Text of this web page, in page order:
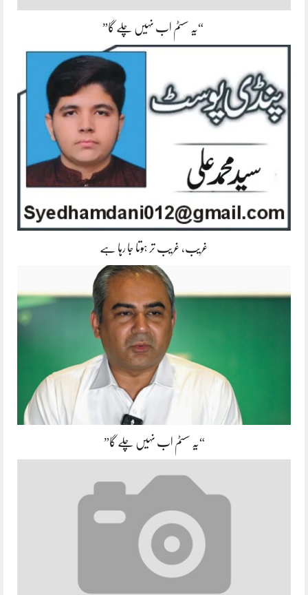
“یہ سسٹم اب نہیں چلے گا”
غریب، غریب تر ہوتا جا رہا ہے
“یہ سسٹم اب نہیں چلے گا”